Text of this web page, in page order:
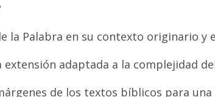
la Palabra en su contexto originario y
extensión adaptada a la complejidad
de los textos bíblicos para